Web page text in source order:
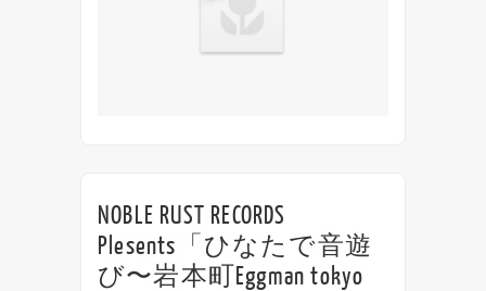
NOBLE RUST RECORDS
Plesents「ひなたで音遊
び〜岩本町Eggman tokyo